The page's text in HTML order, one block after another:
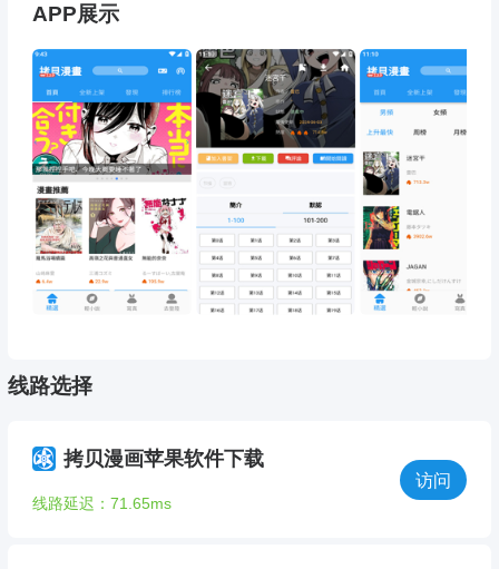
APP展示
线路选择
拷贝漫画苹果软件下载
线路延迟：71.65ms
访问